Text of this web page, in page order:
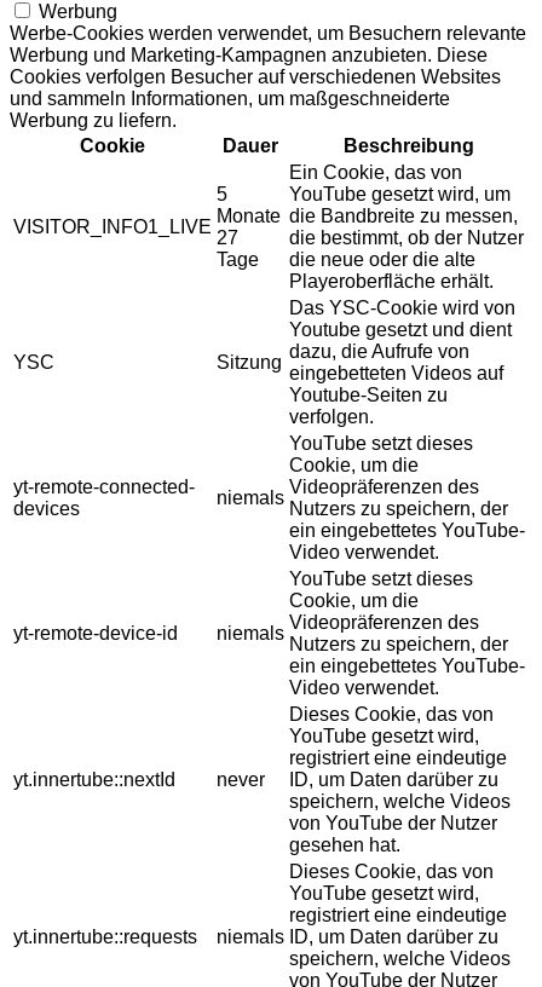
Werbung
Werbe-Cookies werden verwendet, um Besuchern relevante
Werbung und Marketing-Kampagnen anzubieten. Diese
Cookies verfolgen Besucher auf verschiedenen Websites
und sammeln Informationen, um maßgeschneiderte
Werbung zu liefern.
Cookie
Dauer Beschreibung
VISITOR_INFO1_LIVE
5
Monate
27
Tage
Ein Cookie, das von
YouTube gesetzt wird, um
die Bandbreite zu messen,
die bestimmt, ob der Nutzer
die neue oder die alte
Playeroberfläche erhält.
YSC Sitzung
Das YSC-Cookie wird von
Youtube gesetzt und dient
dazu, die Aufrufe von
eingebetteten Videos auf
Youtube-Seiten zu
verfolgen.
yt-remote-connected-
devices
niemals
YouTube setzt dieses
Cookie, um die
Videopräferenzen des
Nutzers zu speichern, der
ein eingebettetes YouTube-
Video verwendet.
yt-remote-device-id niemals
YouTube setzt dieses
Cookie, um die
Videopräferenzen des
Nutzers zu speichern, der
ein eingebettetes YouTube-
Video verwendet.
yt.innertube::nextId never
Dieses Cookie, das von
YouTube gesetzt wird,
registriert eine eindeutige
ID, um Daten darüber zu
speichern, welche Videos
von YouTube der Nutzer
gesehen hat.
yt.innertube::requests niemals
Dieses Cookie, das von
YouTube gesetzt wird,
registriert eine eindeutige
ID, um Daten darüber zu
speichern, welche Videos
von YouTube der Nutzer